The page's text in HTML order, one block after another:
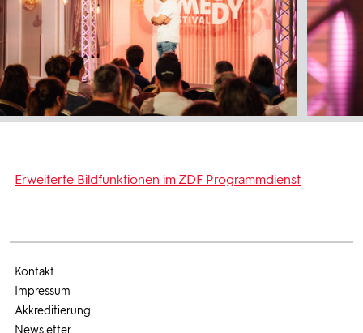
Erweiterte Bildfunktionen im ZDF Programmdienst
Kontakt
Impressum
Akkreditierung
Newsletter